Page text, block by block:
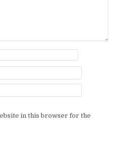
in this browser for the